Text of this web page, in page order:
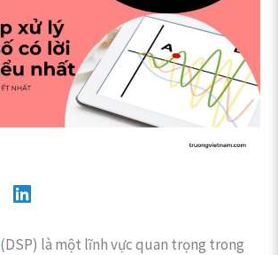
(DSP) là một lĩnh vực quan trọng trong